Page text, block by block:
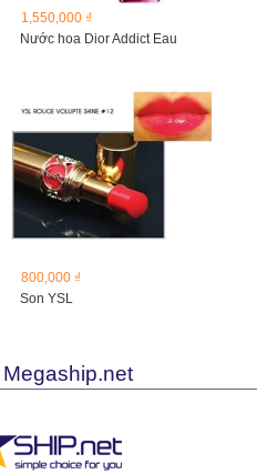
1,550,000 ₫
Nước hoa Dior Addict Eau
800,000 ₫
Son YSL